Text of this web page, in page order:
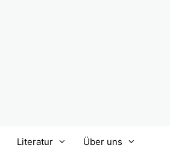
Literatur Über uns